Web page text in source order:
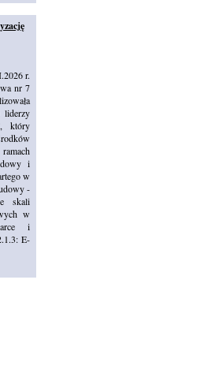
r.
nr 7
liderzy
który
i
w
-
skali
w
i
E-